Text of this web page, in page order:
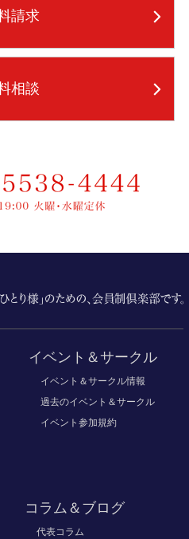
請求
相談
イベント＆サークル
イベント＆サークル情報
過去のイベント＆サークル
イベント参加規約
コラム＆ブログ
代表コラム